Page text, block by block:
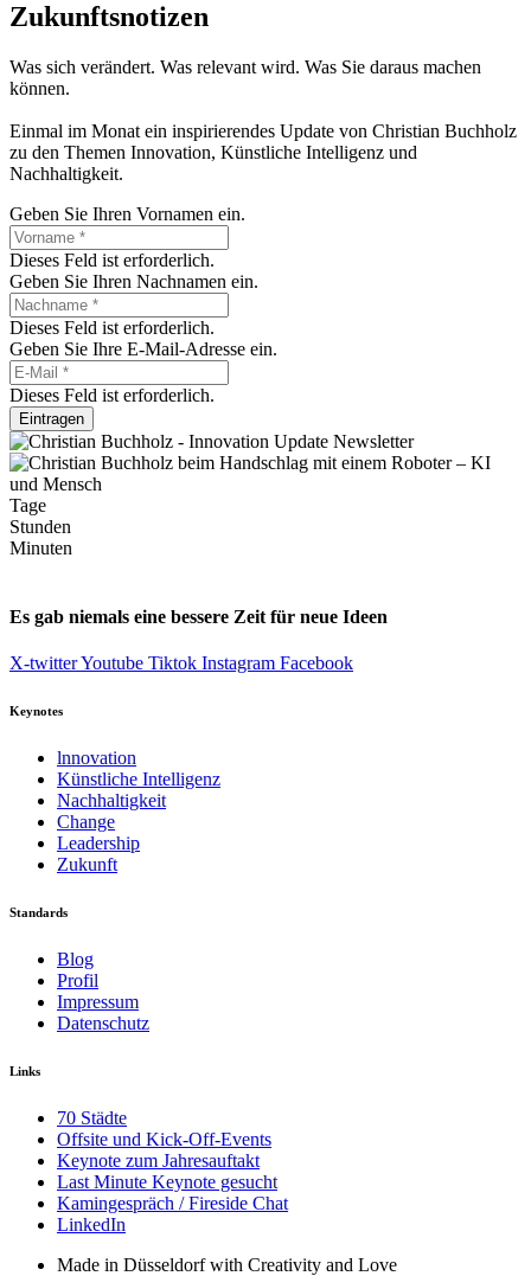
Zukunftsnotizen
Was sich verändert. Was relevant wird. Was Sie daraus machen
können.
Einmal im Monat ein inspirierendes Update von Christian Buchholz
zu den Themen Innovation, Künstliche Intelligenz und
Nachhaltigkeit.
Geben Sie Ihren Vornamen ein.
Dieses Feld ist erforderlich.
Geben Sie Ihren Nachnamen ein.
Dieses Feld ist erforderlich.
Geben Sie Ihre E-Mail-Adresse ein.
Dieses Feld ist erforderlich.
Eintragen
Tage
Stunden
Minuten
Es gab niemals eine bessere Zeit für neue Ideen
X-twitterYoutube Tiktok Instagram Facebook
Keynotes
lnnovation
Künstliche Intelligenz
Nachhaltigkeit
Change
Leadership
Zukunft
Standards
Blog
Profil
Impressum
Datenschutz
Links
70 Städte
Offsite und Kick-Off-Events
Keynote zum Jahresauftakt
Last Minute Keynote gesucht
Kamingespräch / Fireside Chat
LinkedIn
Made in Düsseldorf with Creativity and Love